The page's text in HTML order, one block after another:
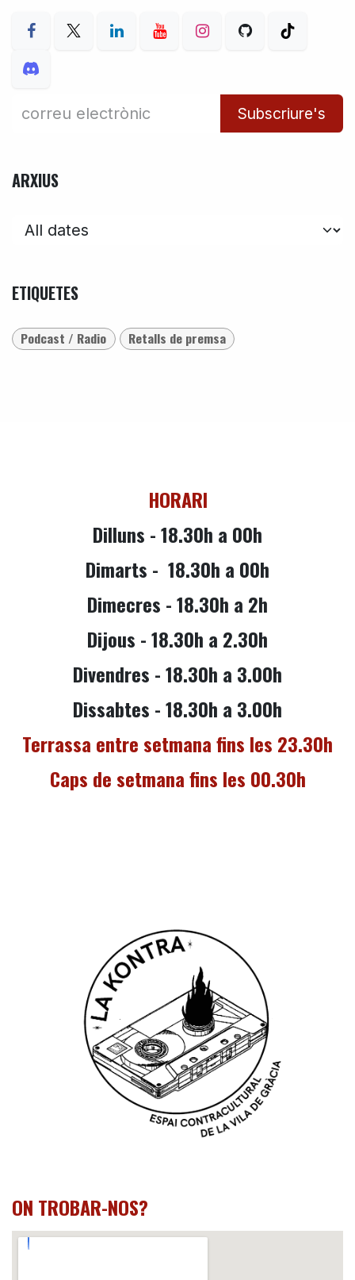
Subscriure's
ARXIUS
ETIQUETES
Podcast / Radio Retalls de premsa
HORARI
Dilluns - 18.30h a 00h
Dimarts - 18.30h a 00h
Dimecres -18.30h a 2h
Dijous -18.30h a 2.30h
Divendres - 18.30h a 3.00h
Dissabtes - 18.30h a 3.00h
Terrassa entre setmana fins les 23.30h
Caps de setmana fins les 00.30h
ON TROBAR-NOS?